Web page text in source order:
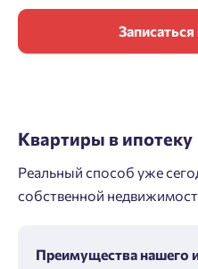
Квартиры в ипотеку
Реальный способ уже
собственной
Преимущества нашего